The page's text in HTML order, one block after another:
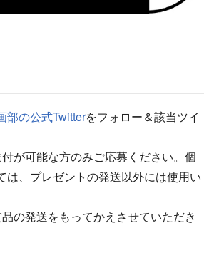
部の公式Twitterをフォロー＆該当ツイ
が可能な方のみご応募ください。個
は、プレゼントの発送以外には使用い
の発送をもってかえさせていただき